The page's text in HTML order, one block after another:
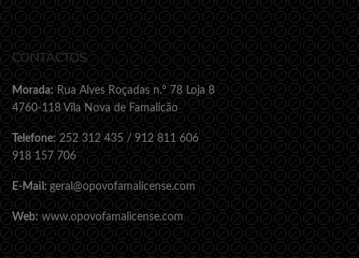
CONTACTOS
Morada: Rua Alves Roçadas n.º 78 Loja 8
4760-118 Vila Nova de Famalicão
Telefone: 252 312 435 / 912 811 606
918 157 706
E-Mail: geral@opovofamalicense.com
Web: www.opovofamalicense.com